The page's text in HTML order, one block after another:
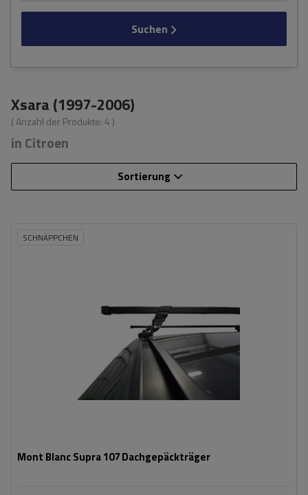
Suchen
Xsara (1997-2006)
( Anzahl der Produkte:4 )
in Citroen
Sortierung
SCHNÄPPCHEN
Mont Blanc Supra 107 Dachgepäckträger